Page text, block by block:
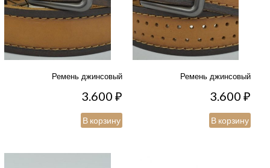
Ремень джинсовый
3.600₽
В корзину
Ремень джинсовый
3.600₽
В корзину